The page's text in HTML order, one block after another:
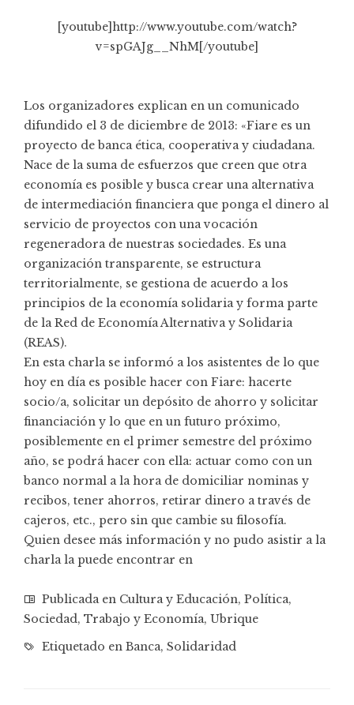
[youtube]http://www.youtube.com/watch?
v=spGAJg__NhM[/youtube]
Los organizadores explican en un comunicado
difundido el 3 de diciembre de 2013: «Fiare es un
proyecto de banca ética, cooperativa y ciudadana.
Nace de la suma de esfuerzos que creen que otra
economía es posible y busca crear una alternativa
de intermediación financiera que ponga el dinero al
servicio de proyectos con una vocación
regeneradora de nuestras sociedades. Es una
organización transparente, se estructura
territorialmente, se gestiona de acuerdo a los
principios de la economía solidaria y forma parte
de la Red de Economía Alternativa y Solidaria
(REAS).
En esta charla se informó a los asistentes de lo que
hoy en día es posible hacer con Fiare: hacerte
socio/a, solicitar un depósito de ahorro y solicitar
financiación y lo que en un futuro próximo,
posiblemente en el primer semestre del próximo
año, se podrá hacer con ella: actuar como con un
banco normal a la hora de domiciliar nominas y
recibos, tener ahorros, retirar dinero a través de
cajeros, etc., pero sin que cambie su filosofía.
Quien desee más información y no pudo asistir a la
charla la puede encontrar en
Publicada en Cultura y Educación, Política,
Sociedad , Trabajo y Economía, Ubrique
Etiquetado en Banca, Solidaridad